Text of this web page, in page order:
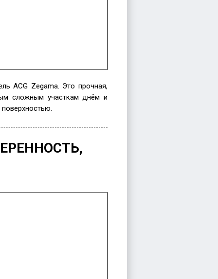
ACG Zegama. Это прочная,
сложным участкам днём и